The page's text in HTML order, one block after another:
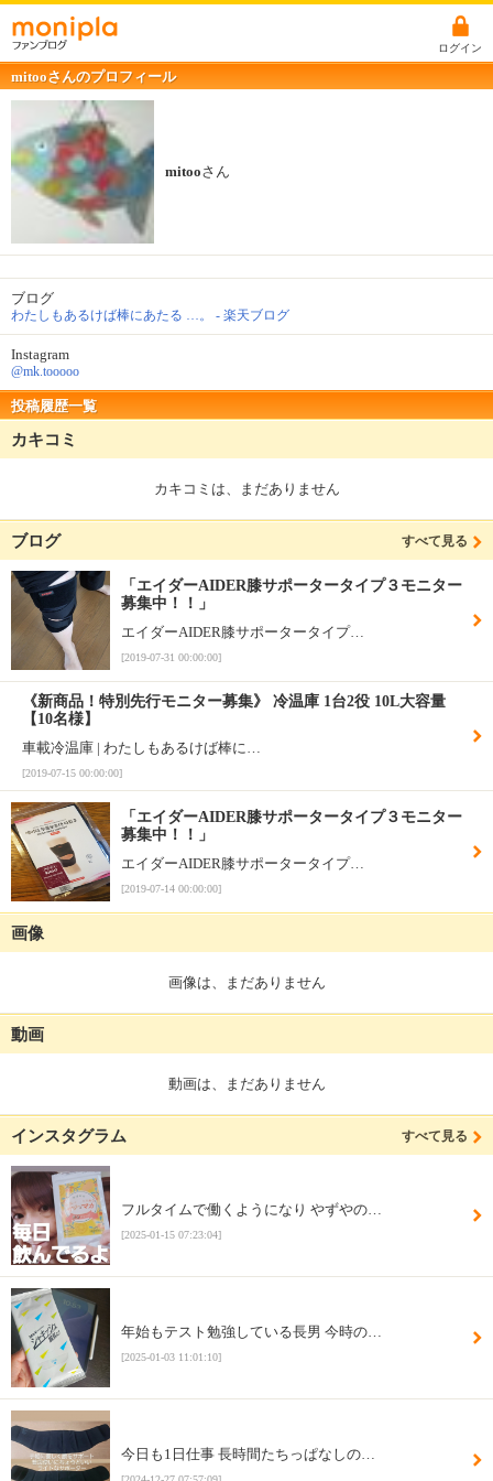
ログイン
mitooさんのプロフィール
mitooさん
ブログ
わたしもあるけば棒にあたる …。 - 楽天ブログ
Instagram
@mk.tooooo
投稿履歴一覧
カキコミ
カキコミは、まだありません
ブログ すべて見る
「エイダーAIDER膝サポータータイプ３モニター
募集中！！」
エイダーAIDER膝サポータータイプ…
[2019-07-31 00:00:00]
《新商品！特別先行モニター募集》 冷温庫 1台2役 10L大容量
【10名様】
車載冷温庫 | わたしもあるけば棒に…
[2019-07-15 00:00:00]
「エイダーAIDER膝サポータータイプ３モニター
募集中！！」
エイダーAIDER膝サポータータイプ…
[2019-07-14 00:00:00]
画像
画像は、まだありません
動画
動画は、まだありません
インスタグラム すべて見る
フルタイムで働くようになり やずやの…
[2025-01-15 07:23:04]
年始もテスト勉強している長男 今時の…
[2025-01-03 11:01:10]
今日も1日仕事 長時間たちっぱなしの…